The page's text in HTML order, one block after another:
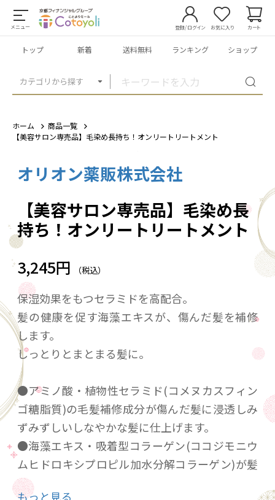
メニュー
カテゴリから探す
登録/ログイン お気に入り カート
トップ 新着 送料無料 ランキング ショップ
ホーム
商品一覧
【美容サロン専売品】毛染め長持ち！オンリートリートメント
オリオン薬販株式会社
【美容サロン専売品】毛染め長
持ち！オンリートリートメント
3,245円 （税込）
保湿効果をもつセラミドを高配合。
髪の健康を促す海藻エキスが、傷んだ髪を補修
します。
しっとりとまとまる髪に。
●アミノ酸・植物性セラミド(コメヌカスフィン
ゴ糖脂質)の毛髪補修成分が傷んだ髪に浸透しみ
ずみずしいしなやかな髪に仕上げます。
●海藻エキス・吸着型コラーゲン(ココジモニウ
ムヒドロキシプロピル加水分解コラーゲン)が髪
全体にしっとりうるおいを与えます。
もっと見る